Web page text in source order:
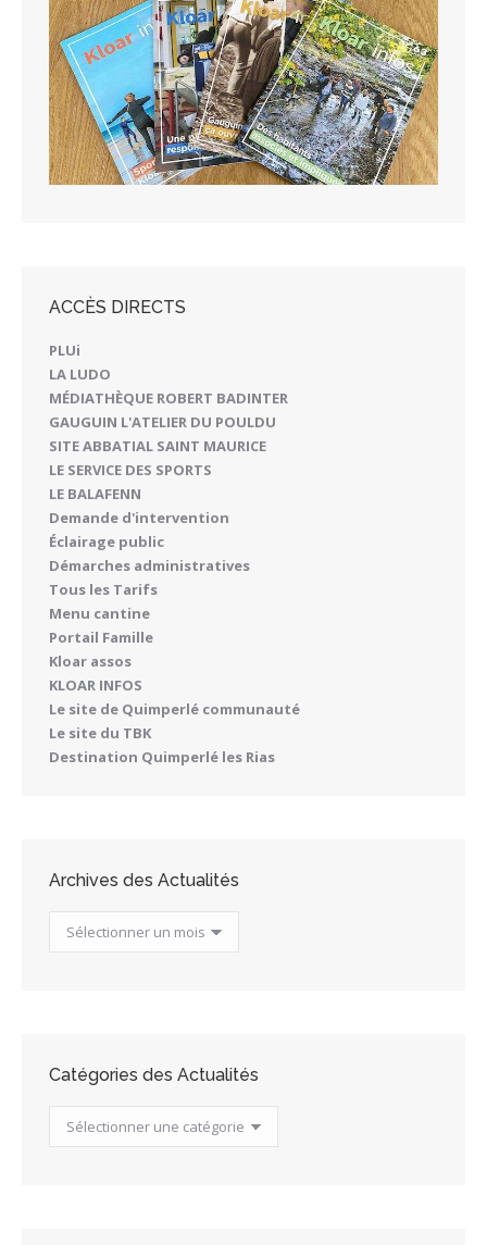
ACCÈS DIRECTS
PLUi
LA LUDO
MÉDIATHÈQUE ROBERT BADINTER
GAUGUIN L'ATELIER DU POULDU
SITE ABBATIAL SAINT MAURICE
LE SERVICE DES SPORTS
LE BALAFENN
Demande d'intervention
Éclairage public
Démarches administratives
Tous les Tarifs
Menu cantine
Portail Famille
Kloar assos
KLOAR INFOS
Le site de Quimperlé communauté
Le site du TBK
Destination Quimperlé les Rias
Archives des Actualités
Archives
des
Catégories des Actualités
Catégories
des